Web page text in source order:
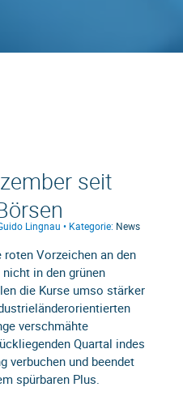
seit
Lingnau • Kategorie: News
Vorzeichen an den
in den grünen
die Kurse umso stärker
verschmähte
Quartal indes
verbuchen und beendet
spürbaren Plus.